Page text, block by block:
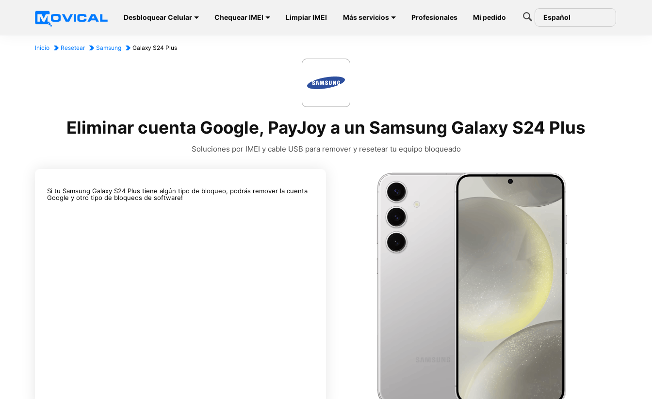
Desbloquear Celular Chequear IMEI Limpiar IMEI Más servicios Profesionales Mi pedido Español
Inicio Resetear Samsung Galaxy S24 Plus
Eliminar cuenta Google, PayJoy a un Samsung Galaxy S24 Plus
Soluciones por IMEI y cable USB para remover y resetear tu equipo bloqueado
Si tu Samsung Galaxy S24 Plus tiene algún tipo de bloqueo, podrás remover la cuenta
Google y otro tipo de bloqueos de software!